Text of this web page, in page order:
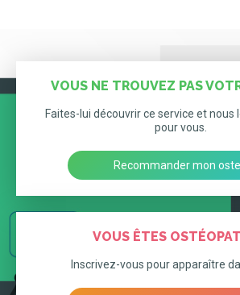
VOUS NE TROUVEZ PAS
Faites-lui découvrir ce service et nous
pour vous.
Recommander mon
VOUS ÊTES
Inscrivez-vous pour apparaître